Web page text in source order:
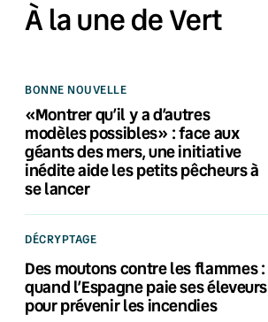
À la une de Vert
BONNE NOUVELLE
«Montrer qu’il y a d’autres
modèles possibles» : face aux
géants des mers, une initiative
inédite aide les petits pêcheurs à
se lancer
DÉCRYPTAGE
Des moutons contre les flammes :
quand l’Espagne paie ses éleveurs
pour prévenir les incendies